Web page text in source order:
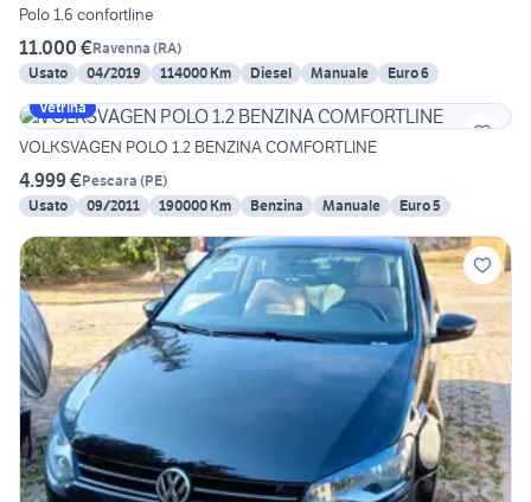
Polo 1.6 confortline
11.000 €Ravenna (RA)
Usato
04/2019 114000 Km Diesel Manuale
Euro 6
Vetrina
VOLKSVAGEN POLO 1.2 BENZINA COMFORTLINE
4.999 €Pescara (PE)
Usato
09/2011 190000 Km Benzina Manuale Euro 5